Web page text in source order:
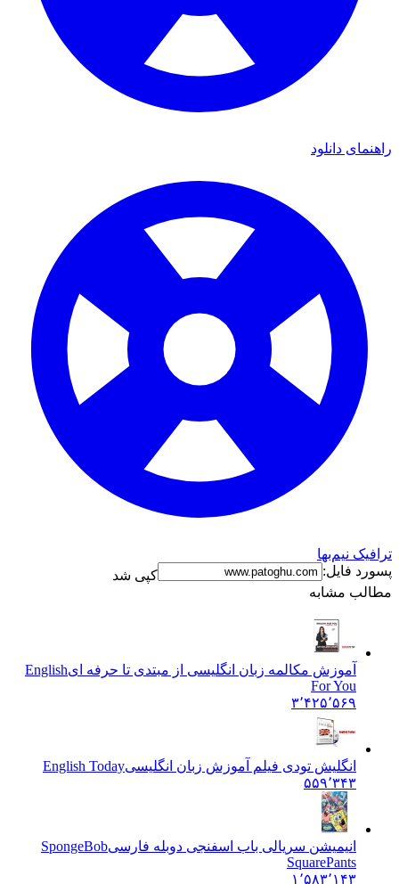
راهنمای دانلود
ترافیک نیم‌بها
پسورد فایل:
کپی شد
مطالب مشابه
آموزش مکالمه زبان انگلیسی از مبتدی تا حرفه ایEnglish
For You
۳٬۴۲۵٬۵۶۹
انگلیش تودی فیلم آموزش زبان انگليسیEnglish Today
۵۵۹٬۳۴۳
انیمیشن سریالی باب اسفنجی دوبله فارسیSpongeBob
SquarePants
۱٬۵۸۳٬۱۴۳